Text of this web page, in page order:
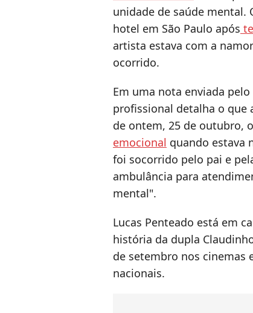
unidade de saúde mental.
hotel em São Paulo após
artista estava com a
ocorrido.
Em uma nota enviada
profissional detalha o que
de ontem, 25 de outubro,
emocional quando estava
foi socorrido pelo pai e
ambulância para
mental".
Lucas Penteado está em
história da dupla
de setembro nos cinemas
nacionais.